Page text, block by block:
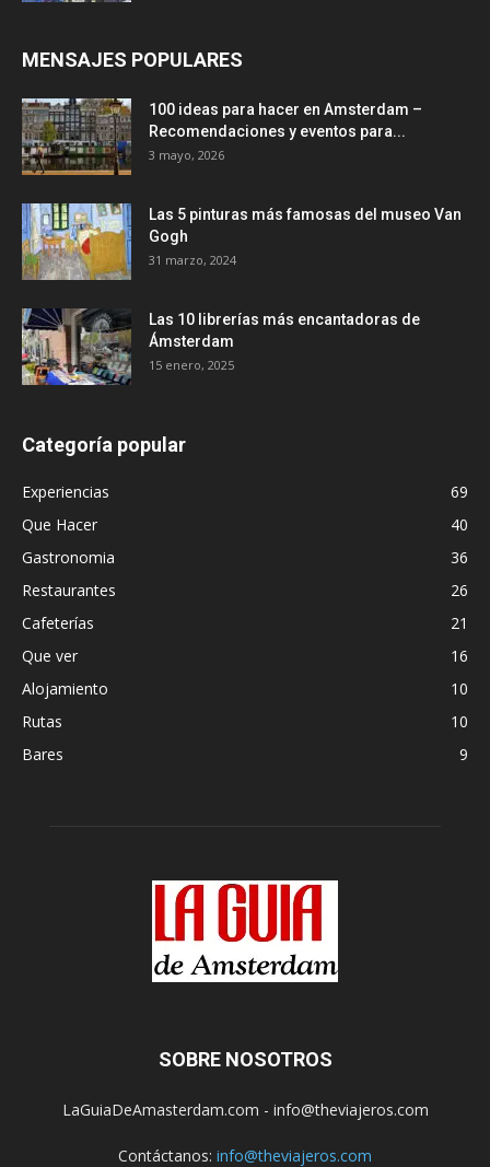
MENSAJES POPULARES
100 ideas para hacer en Amsterdam –
Recomendaciones y eventos para...
3 mayo, 2026
Las 5 pinturas más famosas del museo Van
Gogh
31 marzo, 2024
Las 10 librerías más encantadoras de
Ámsterdam
15 enero, 2025
Categoría popular
Experiencias
69
Que Hacer
40
Gastronomia
36
Restaurantes
26
Cafeterías
21
Que ver
16
Alojamiento
10
Rutas
10
Bares
9
SOBRE NOSOTROS
LaGuiaDeAmasterdam.com - info@theviajeros.com
Contáctanos: info@theviajeros.com